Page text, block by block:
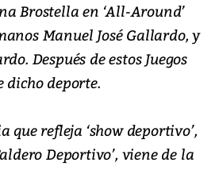
Brostella en ‘All-Around’
Manuel José Gallardo, y
Después de estos Juegos
dicho deporte.
refleja ‘show deportivo’,
Deportivo’, viene de la